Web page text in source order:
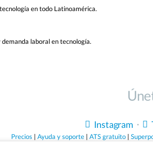
en todo Latinoamérica.
laboral en tecnología.
Instagram ・
Precios | Ayuda y soporte | ATS gratuito |